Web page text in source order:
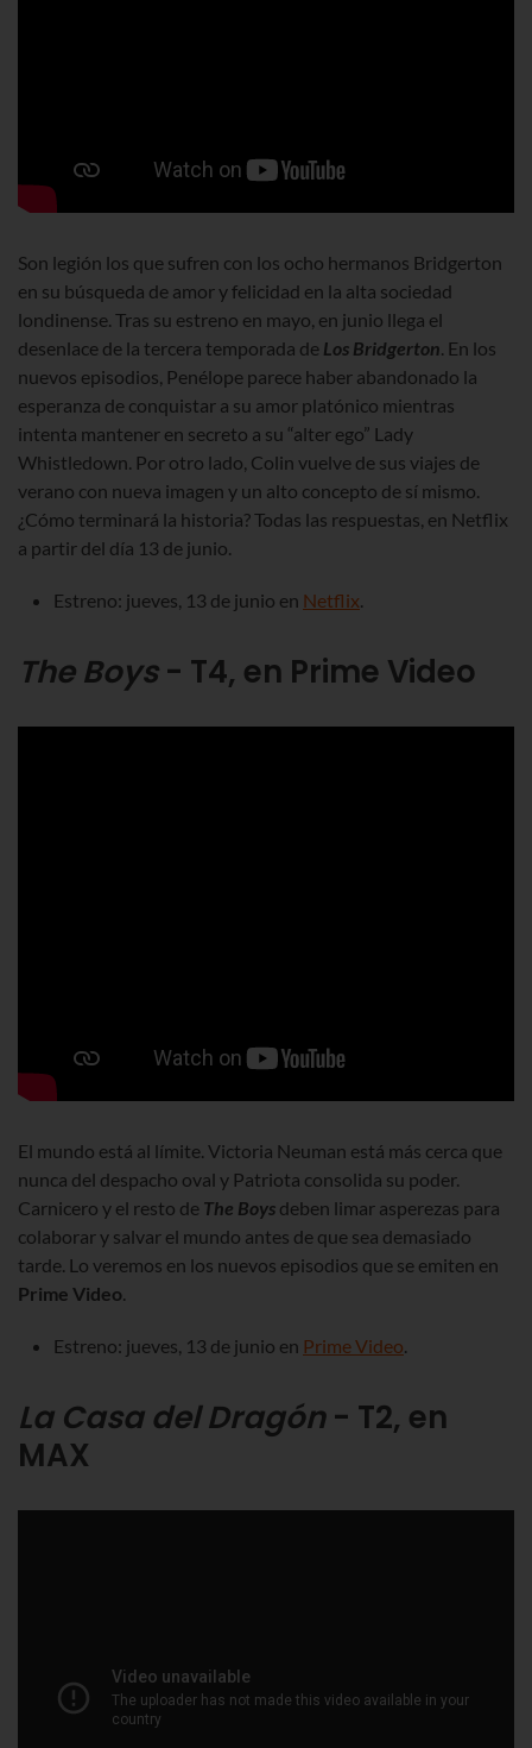
Son legión los que sufren con los ocho hermanos Bridgerton
en su búsqueda de amor y felicidad en la alta sociedad
londinense. Tras su estreno en mayo, en junio llega el
desenlace de la tercera temporada de Los Bridgerton . En los
nuevos episodios, Penélope parece haber abandonado la
esperanza de conquistar a su amor platónico mientras
intenta mantener en secreto a su “alter ego” Lady
Whistledown. Por otro lado, Colin vuelve de sus viajes de
verano con nueva imagen y un alto concepto de sí mismo.
¿Cómo terminará la historia? Todas las respuestas, en Netflix
a partir del día 13 de junio.
Estreno: jueves, 13 de junio en Netflix
The Boys- T4, en Prime Video
El mundo está al límite. Victoria Neuman está más cerca que
nunca del despacho oval y Patriota consolida su poder.
Carnicero y el resto de The Boys deben limar asperezas para
colaborar y salvar el mundo antes de que sea demasiado
tarde. Lo veremos en los nuevos episodios que se emiten en
Prime Video
Estreno: jueves, 13 de junio en Prime Video
La Casa del Dragón- T2, en
MAX